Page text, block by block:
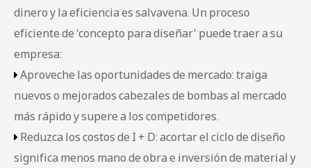
dinero y la eficiencia es salvavena. Un proceso
eficiente de 'concepto para diseñar' puede traer a su
empresa:
 Aproveche las oportunidades de mercado: traiga
nuevos o mejorados cabezales de bombas al mercado
más rápido y supere a los competidores.
 Reduzca los costos de I + D: acortar el ciclo de diseño
significa menos mano de obra e inversión de material y